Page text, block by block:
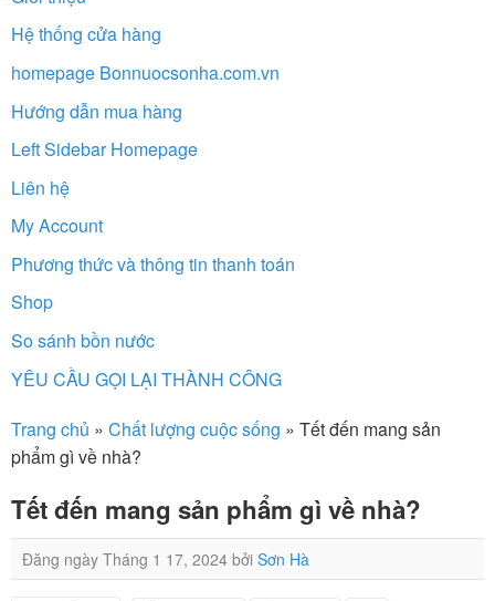
Hệ thống cửa hàng
homepage Bonnuocsonha.com.vn
Hướng dẫn mua hàng
Left Sidebar Homepage
Liên hệ
My Account
Phương thức và thông tin thanh toán
Shop
So sánh bồn nước
YÊU CẦU GỌI LẠI THÀNH CÔNG
Trang chủ » Chất lượng cuộc sống » Tết đến mang sản
phẩm gì về nhà?
Tết đến mang sản phẩm gì về nhà?
Đăng ngày Tháng 1 17, 2024 bởi Sơn Hà